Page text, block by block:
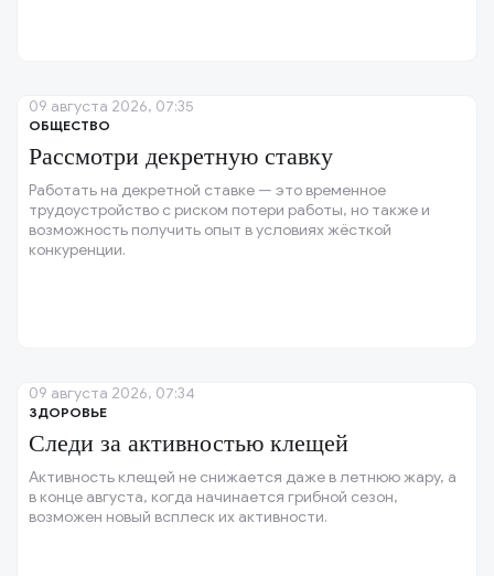
ОБЩЕСТВО
Рассмотри декретную ставку
Работать на декретной ставке — это временное
трудоустройство с риском потери работы, но также и
возможность получить опыт в условиях жёсткой
конкуренции.
09 августа 2026, 07:35
ЗДОРОВЬЕ
Следи за активностью клещей
Активность клещей не снижается даже в летнюю жару, а
в конце августа, когда начинается грибной сезон,
возможен новый всплеск их активности.
09 августа 2026, 07:34